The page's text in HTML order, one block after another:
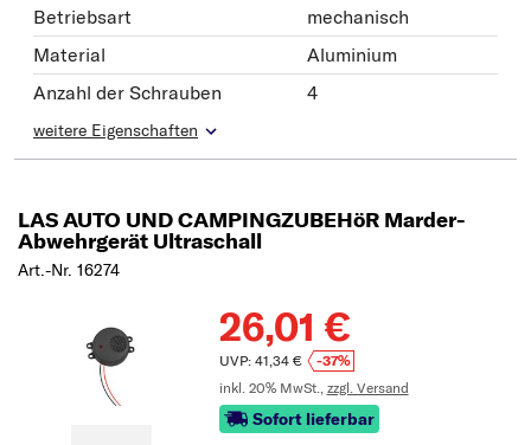
Betriebsart
mechanisch
Material
Aluminium
Anzahl der Schrauben
4
weitere Eigenschaften
LAS AUTO UND CAMPINGZUBEHöR Marder-
Abwehrgerät Ultraschall
Art.-Nr. 16274
26,01 €
UVP: 41,34 €
-37%
inkl. 20% MwSt., zzgl. Versand
Sofort lieferbar